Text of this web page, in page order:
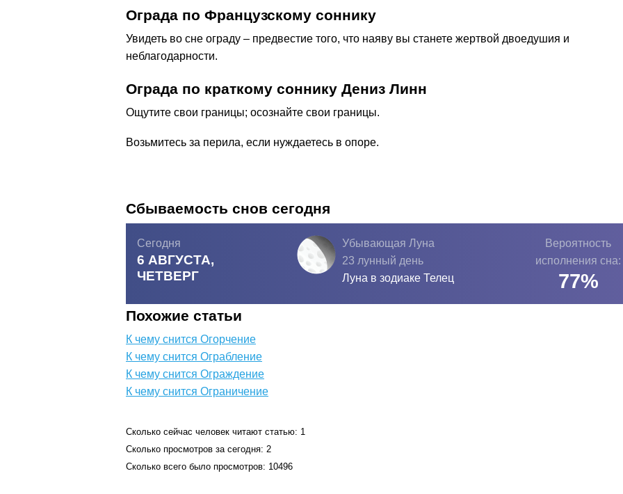
Ограда по Французскому соннику
Увидеть во сне ограду – предвестие того, что наяву вы станете жертвой двоедушия и
неблагодарности.
Ограда по краткому соннику Дениз Линн
Ощутите свои границы; осознайте свои границы.
Возьмитесь за перила, если нуждаетесь в опоре.
Сбываемость снов сегодня
Сегодня
6 АВГУСТА,
ЧЕТВЕРГ
Убывающая Луна
23 лунный день
Луна в зодиаке Телец
Вероятность
исполнения сна:
77%
Похожие статьи
К чему снится Огорчение
К чему снится Ограбление
К чему снится Ограждение
К чему снится Ограничение
Сколько сейчас человек читают статью: 1
Сколько просмотров за сегодня: 2
Сколько всего было просмотров: 10496